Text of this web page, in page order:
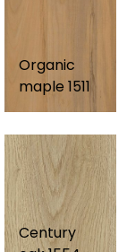
Organic
maple 1511
Century